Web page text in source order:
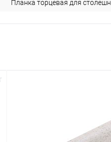
Планка торцевая для